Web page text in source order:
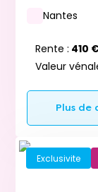
Nantes
Rente : 410
Valeur
Plus de
Exclusivite